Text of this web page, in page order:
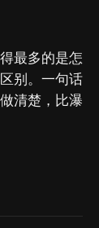
最多的是怎
别。一句话
清楚，比瀑